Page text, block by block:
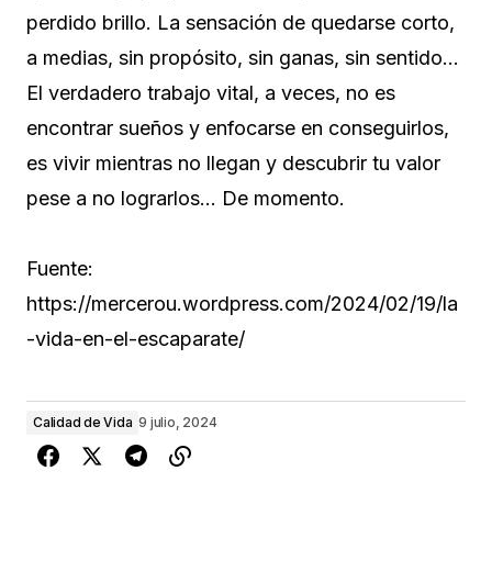
perdido brillo. La sensación de quedarse corto,
a medias, sin propósito, sin ganas, sin sentido…
El verdadero trabajo vital, a veces, no es
encontrar sueños y enfocarse en conseguirlos,
es vivir mientras no llegan y descubrir tu valor
pese a no lograrlos… De momento.
Fuente:
https://mercerou.wordpress.com/2024/02/19/la
-vida-en-el-escaparate/
Calidad de Vida 9 julio, 2024